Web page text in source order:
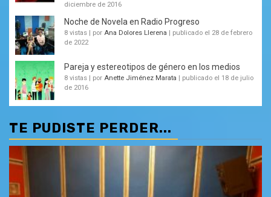
diciembre de 2016
Noche de Novela en Radio Progreso
8 vistas por Ana Dolores Llerena
publicado el 28 de febrero
de 2022
Pareja y estereotipos de género en los medios
8 vistas por Anette Jiménez Marata
publicado el 18 de julio
de 2016
TE PUDISTE PERDER...